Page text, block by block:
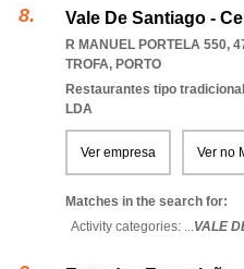
Vale De Santiago -
R MANUEL PORTELA 550,
TROFA, PORTO
Restaurantes tipo tradicional
LDA
Ver empresa Ver no
Matches in the search for:
Activity categories: ...VALE